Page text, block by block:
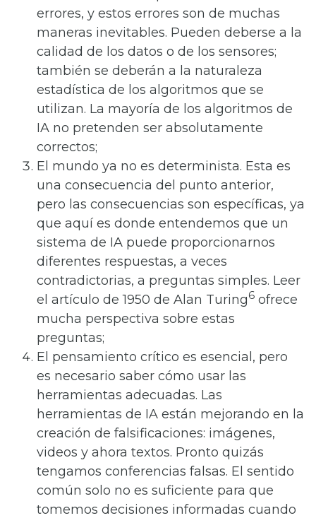
errores, y estos errores son de muchas
maneras inevitables. Pueden deberse a la
calidad de los datos o de los sensores;
también se deberán a la naturaleza
estadística de los algoritmos que se
utilizan. La mayoría de los algoritmos de
IA no pretenden ser absolutamente
correctos;
El mundo ya no es determinista. Esta es
una consecuencia del punto anterior,
pero las consecuencias son específicas, ya
que aquí es donde entendemos que un
sistema de IA puede proporcionarnos
diferentes respuestas, a veces
contradictorias, a preguntas simples. Leer
el artículo de 1950 de Alan Turing6 ofrece
mucha perspectiva sobre estas
preguntas;
El pensamiento crítico es esencial, pero
es necesario saber cómo usar las
herramientas adecuadas. Las
herramientas de IA están mejorando en la
creación de falsificaciones: imágenes,
videos y ahora textos. Pronto quizás
tengamos conferencias falsas. El sentido
común solo no es suficiente para que
tomemos decisiones informadas cuando